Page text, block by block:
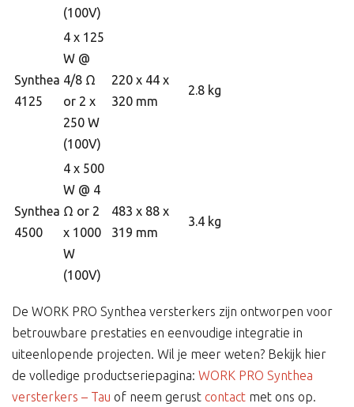
(100V)
Synthea
4125
4 x 125
W @
4/8 Ω
or 2 x
250 W
(100V)
220 x 44 x
320 mm
2.8 kg
Synthea
4500
4 x 500
W @ 4
Ω or 2
x 1000
W
(100V)
483 x 88 x
319 mm
3.4 kg
De WORK PRO Synthea versterkers zijn ontworpen voor
betrouwbare prestaties en eenvoudige integratie in
uiteenlopende projecten. Wil je meer weten? Bekijk hier
de volledige productseriepagina: WORK PRO Synthea
versterkers – Tau of neem gerust contact met ons op.